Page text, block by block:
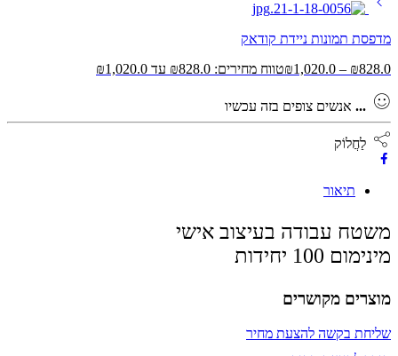
מדפסת תמונות ניידת קודאק
₪828.0
–
₪1,020.0 טווח מחירים: ⁦₪828.0⁩ עד ⁦₪1,020.0⁩
... אנשים צופים בזה עכשיו
לַחֲלוֹק
תיאור
משטח עבודה בעיצוב אישי
מינימום 100 יחידות
מוצרים מקושרים
שליחת בקשה להצעת מחיר